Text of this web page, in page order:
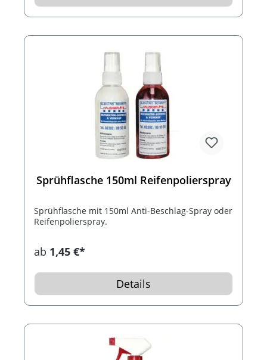
Sprühflasche 150ml Reifenpolierspray
Sprühflasche mit 150ml Anti-Beschlag-Spray oder
Reifenpolierspray.
ab 1,45 €*
Details